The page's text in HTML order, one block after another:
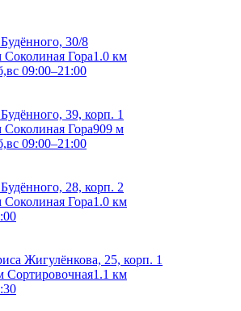
30/8
Соколиная Гора1.0 км
09:00–21:00
39, корп. 1
Соколиная Гора909 м
09:00–21:00
28, корп. 2
Соколиная Гора1.0 км
Жигулёнкова, 25, корп. 1
Сортировочная1.1 км